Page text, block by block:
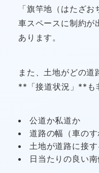
「旗竿地（はたざ
車スペースに制約が
あります。
また、土地がどの道
**「接道状況」**も
公道か私道か
道路の幅（車のす
土地が道路に接
日当たりの良い